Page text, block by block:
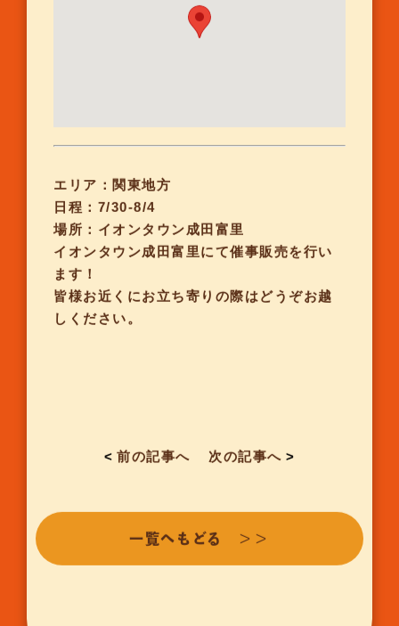
エリア：関東地方
日程：7/30-8/4
場所：イオンタウン成田富里
イオンタウン成田富里にて催事販売を行い
ます！
皆様お近くにお立ち寄りの際はどうぞお越
しください。
<前の記事へ 次の記事へ >
一覧へもどる ＞＞